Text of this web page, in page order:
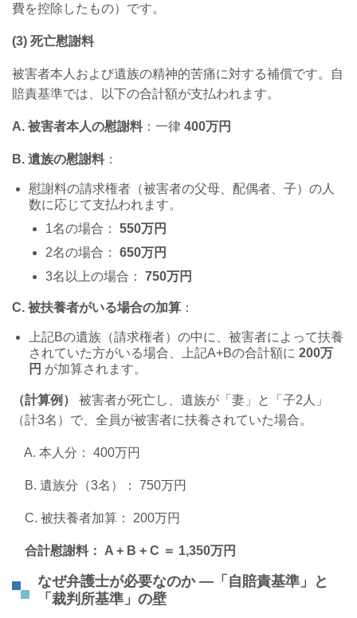
費を控除したもの）です。
(3) 死亡慰謝料
被害者本人および遺族の精神的苦痛に対する補償です。自
賠責基準では、以下の合計額が支払われます。
A. 被害者本人の慰謝料：一律 400万円
B. 遺族の慰謝料：
慰謝料の請求権者（被害者の父母、配偶者、子）の人
数に応じて支払われます。
1名の場合： 550万円
2名の場合： 650万円
3名以上の場合： 750万円
C. 被扶養者がいる場合の加算 ：
上記Bの遺族（請求権者）の中に、被害者によって扶養
されていた方がいる場合、上記A+Bの合計額に 200万
円 が加算されます。
（計算例） 被害者が死亡し、遺族が「妻」と「子2 人」
（計3名）で、全員が被害者に扶養されていた場合。
A. 本人分： 400万円
B. 遺族分（3名）： 750万円
C. 被扶養者加算： 200万円
合計慰謝料： A + B + C ＝ 1,350万円
なぜ弁護士が必要なのか —「自賠責基準」と
「裁判所基準」の壁